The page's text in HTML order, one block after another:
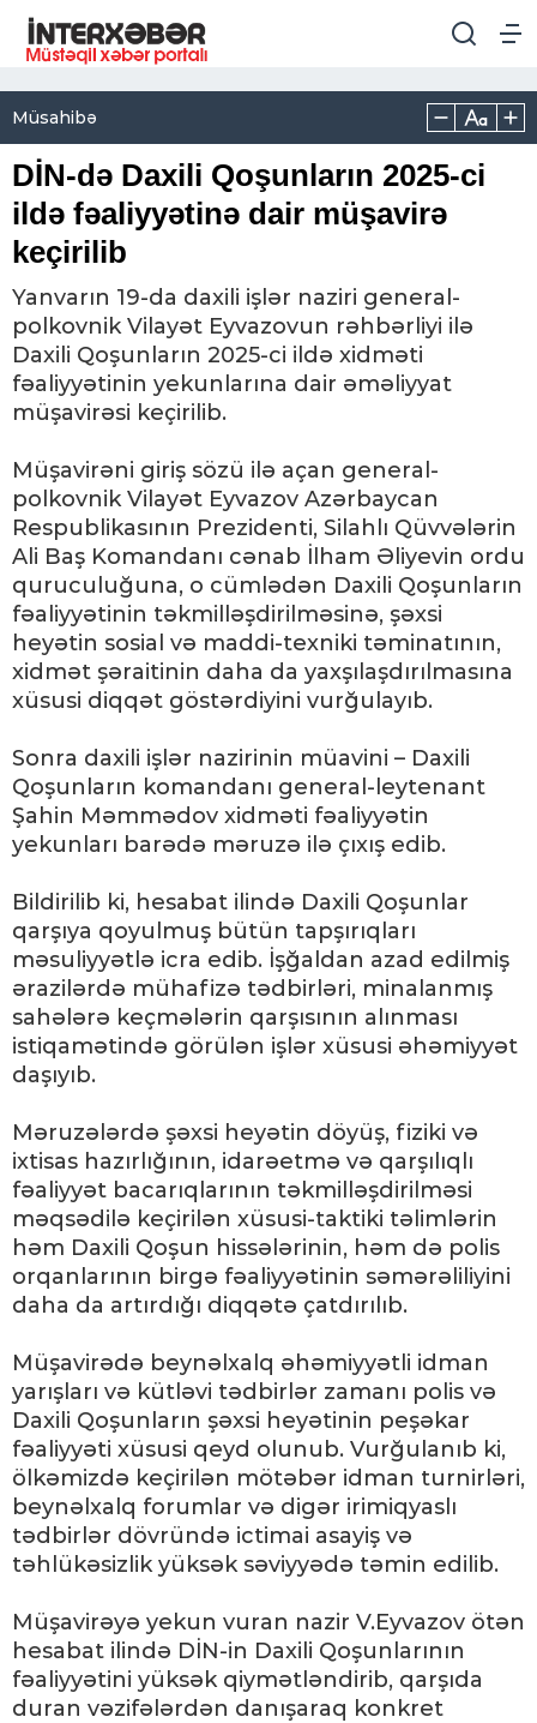
Müsahibə
DİN-də Daxili Qoşunların 2025-ci
ildə fəaliyyətinə dair müşavirə
keçirilib
Yanvarın 19-da daxili işlər naziri general-
polkovnik Vilayət Eyvazovun rəhbərliyi ilə
Daxili Qoşunların 2025-ci ildə xidməti
fəaliyyətinin yekunlarına dair əməliyyat
müşavirəsi keçirilib.
Müşavirəni giriş sözü ilə açan general-
polkovnik Vilayət Eyvazov Azərbaycan
Respublikasının Prezidenti, Silahlı Qüvvələrin
Ali Baş Komandanı cənab İlham Əliyevin ordu
quruculuğuna, o cümlədən Daxili Qoşunların
fəaliyyətinin təkmilləşdirilməsinə, şəxsi
heyətin sosial və maddi-texniki təminatının,
xidmət şəraitinin daha da yaxşılaşdırılmasına
xüsusi diqqət göstərdiyini vurğulayıb.
Sonra daxili işlər nazirinin müavini – Daxili
Qoşunların komandanı general-leytenant
Şahin Məmmədov xidməti fəaliyyətin
yekunları barədə məruzə ilə çıxış edib.
Bildirilib ki, hesabat ilində Daxili Qoşunlar
qarşıya qoyulmuş bütün tapşırıqları
məsuliyyətlə icra edib. İşğaldan azad edilmiş
ərazilərdə mühafizə tədbirləri, minalanmış
sahələrə keçmələrin qarşısının alınması
istiqamətində görülən işlər xüsusi əhəmiyyət
daşıyıb.
Məruzələrdə şəxsi heyətin döyüş, fiziki və
ixtisas hazırlığının, idarəetmə və qarşılıqlı
fəaliyyət bacarıqlarının təkmilləşdirilməsi
məqsədilə keçirilən xüsusi-taktiki təlimlərin
həm Daxili Qoşun hissələrinin, həm də polis
orqanlarının birgə fəaliyyətinin səmərəliliyini
daha da artırdığı diqqətə çatdırılıb.
Müşavirədə beynəlxalq əhəmiyyətli idman
yarışları və kütləvi tədbirlər zamanı polis və
Daxili Qoşunların şəxsi heyətinin peşəkar
fəaliyyəti xüsusi qeyd olunub. Vurğulanıb ki,
ölkəmizdə keçirilən mötəbər idman turnirləri,
beynəlxalq forumlar və digər irimiqyaslı
tədbirlər dövründə ictimai asayiş və
təhlükəsizlik yüksək səviyyədə təmin edilib.
Müşavirəyə yekun vuran nazir V.Eyvazov ötən
hesabat ilində DİN-in Daxili Qoşunlarının
fəaliyyətini yüksək qiymətləndirib, qarşıda
duran vəzifələrdən danışaraq konkret